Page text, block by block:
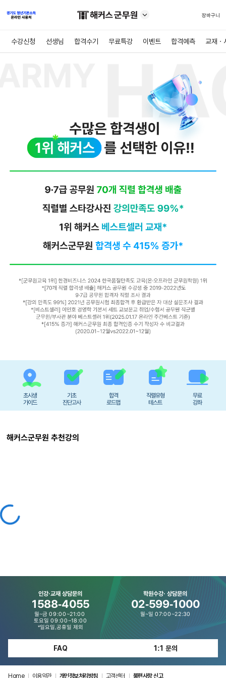
장바구니
수강신청 선생님 합격수기 무료특강 이벤트 합격예측 교재ㆍ
초시생
가이드
기초
진단고사
합격
로드맵
직렬유형
테스트
무료
강좌
해커스군무원 추천강의
인강·교재 상담문의
1588-4055
월~금 09:00~21:00
토요일 09:00~18:00
*일요일,공휴일 제외
학원수강· 상담문의
02-599-1000
월~일 07:00~22:30
FAQ 1:1 문의
Home | 이용약관 | 개인정보처리방침 | 고객센터 | 불편사항 신고